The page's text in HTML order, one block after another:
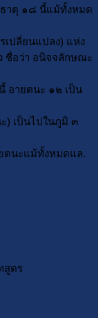
ตุ ๑๘ นี้แม้ทั้งหมด
เปลี่ยนแปลง) แห่ง
ชื่อว่า อนิจจลักษณะ
ายตนะ ๑๒ เป็น
) เป็นไปในภูมิ ๓
ตนะแม้ทั้งหมดแล.
ตร